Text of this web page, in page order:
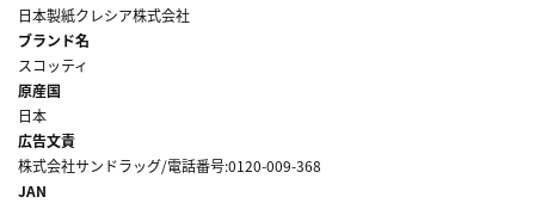
日本製紙クレシア株式会社
ブランド名
スコッティ
原産国
日本
広告文責
株式会社サンドラッグ/電話番号:0120-009-368
JAN